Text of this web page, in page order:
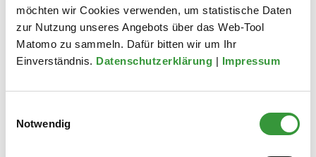
möchten wir Cookies verwenden, um statistische Daten
zur Nutzung unseres Angebots über das Web-Tool
Matomo zu sammeln. Dafür bitten wir um Ihr
Einverständnis. Datenschutzerklärung | Impressum
Notwendig